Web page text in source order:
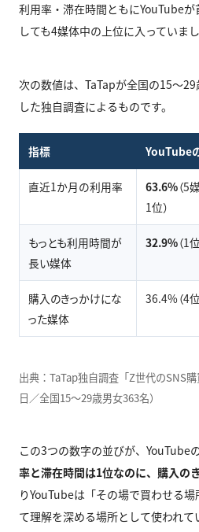
利用率・滞在時間ともにYouTube
しても4媒体中の上位に入っていまし
次の数値は、TaTapが全国の15〜
した独自調査によるものです。
指標 YouTube
直近1か月の利用率 63.6%（5
1位）
もっとも利用時間が
長い媒体
32.9%（1
購入のきっかけにな
った媒体
36.4%（4位
出典：TaTap独自調査「Z世代のSNS
日／全国15〜29歳男女363名）
この3つの数字の並びが、YouTube
率と滞在時間は1位なのに、購入の
りYouTubeは「その場で買わせる
て理解を深める場所として使われて